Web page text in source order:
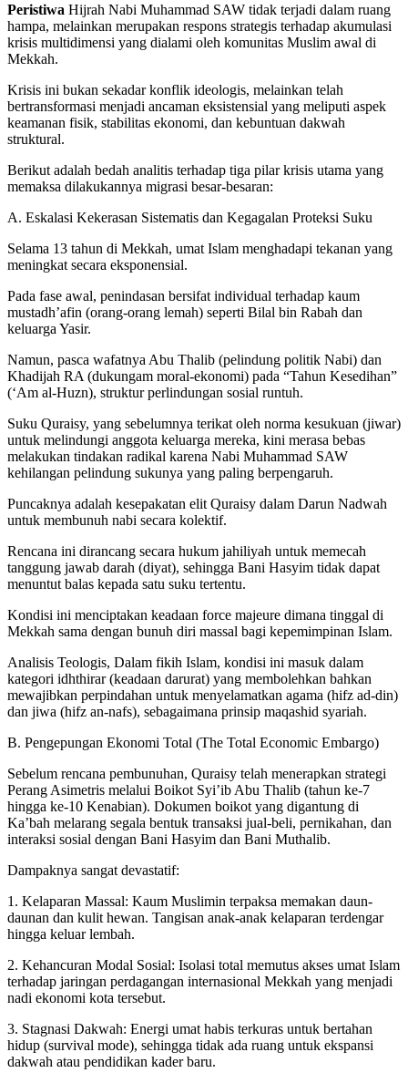
Peristiwa Hijrah Nabi Muhammad SAW tidak terjadi dalam ruang
hampa, melainkan merupakan respons strategis terhadap akumulasi
krisis multidimensi yang dialami oleh komunitas Muslim awal di
Mekkah.
Krisis ini bukan sekadar konflik ideologis, melainkan telah
bertransformasi menjadi ancaman eksistensial yang meliputi aspek
keamanan fisik, stabilitas ekonomi, dan kebuntuan dakwah
struktural.
Berikut adalah bedah analitis terhadap tiga pilar krisis utama yang
memaksa dilakukannya migrasi besar-besaran:
A. Eskalasi Kekerasan Sistematis dan Kegagalan Proteksi Suku
Selama 13 tahun di Mekkah, umat Islam menghadapi tekanan yang
meningkat secara eksponensial.
Pada fase awal, penindasan bersifat individual terhadap kaum
mustadh’afin (orang-orang lemah) seperti Bilal bin Rabah dan
keluarga Yasir.
Namun, pasca wafatnya Abu Thalib (pelindung politik Nabi) dan
Khadijah RA (dukungam moral-ekonomi) pada “Tahun Kesedihan”
(‘Am al-Huzn), struktur perlindungan sosial runtuh.
Suku Quraisy, yang sebelumnya terikat oleh norma kesukuan (jiwar)
untuk melindungi anggota keluarga mereka, kini merasa bebas
melakukan tindakan radikal karena Nabi Muhammad SAW
kehilangan pelindung sukunya yang paling berpengaruh.
Puncaknya adalah kesepakatan elit Quraisy dalam Darun Nadwah
untuk membunuh nabi secara kolektif.
Rencana ini dirancang secara hukum jahiliyah untuk memecah
tanggung jawab darah (diyat), sehingga Bani Hasyim tidak dapat
menuntut balas kepada satu suku tertentu.
Kondisi ini menciptakan keadaan force majeure dimana tinggal di
Mekkah sama dengan bunuh diri massal bagi kepemimpinan Islam.
Analisis Teologis, Dalam fikih Islam, kondisi ini masuk dalam
kategori idhthirar (keadaan darurat) yang membolehkan bahkan
mewajibkan perpindahan untuk menyelamatkan agama (hifz ad-din)
dan jiwa (hifz an-nafs), sebagaimana prinsip maqashid syariah.
B. Pengepungan Ekonomi Total (The Total Economic Embargo)
Sebelum rencana pembunuhan, Quraisy telah menerapkan strategi
Perang Asimetris melalui Boikot Syi’ib Abu Thalib (tahun ke-7
hingga ke-10 Kenabian). Dokumen boikot yang digantung di
Ka’bah melarang segala bentuk transaksi jual-beli, pernikahan, dan
interaksi sosial dengan Bani Hasyim dan Bani Muthalib.
Dampaknya sangat devastatif:
1. Kelaparan Massal: Kaum Muslimin terpaksa memakan daun-
daunan dan kulit hewan. Tangisan anak-anak kelaparan terdengar
hingga keluar lembah.
2. Kehancuran Modal Sosial: Isolasi total memutus akses umat Islam
terhadap jaringan perdagangan internasional Mekkah yang menjadi
nadi ekonomi kota tersebut.
3. Stagnasi Dakwah: Energi umat habis terkuras untuk bertahan
hidup (survival mode), sehingga tidak ada ruang untuk ekspansi
dakwah atau pendidikan kader baru.